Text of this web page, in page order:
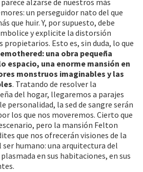
alzarse de nuestros más
un perseguidor nato del que
que huir. Y, por supuesto, debe
y explicite la distorsión
Esto es, sin duda, lo que
una obra pequeña
espacio, una enorme mansión en
monstruos imaginables y las
. Tratando de resolver la
del hogar, llegaremos a parajes
personalidad, la sed de sangre serán
los que nos moveremos. Cierto que
pero la mansión Felton
que nos ofrecerán visiones de la
humano: una arquitectura del
en sus habitaciones, en sus